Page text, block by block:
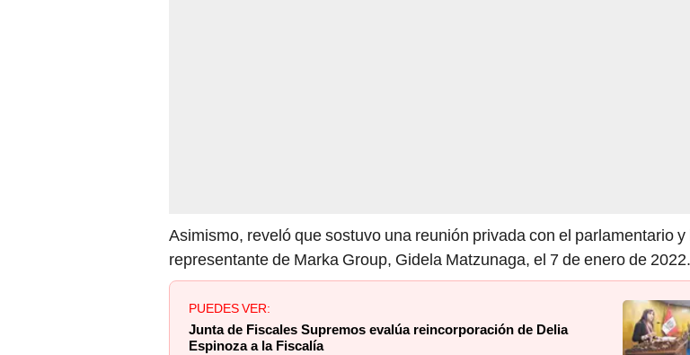
Asimismo, reveló que sostuvo una reunión privada con el parlamentario y
representante de Marka Group, Gidela Matzunaga, el 7 de enero de 2022.
PUEDES VER:
Junta de Fiscales Supremos evalúa reincorporación de Delia
Espinoza a la Fiscalía